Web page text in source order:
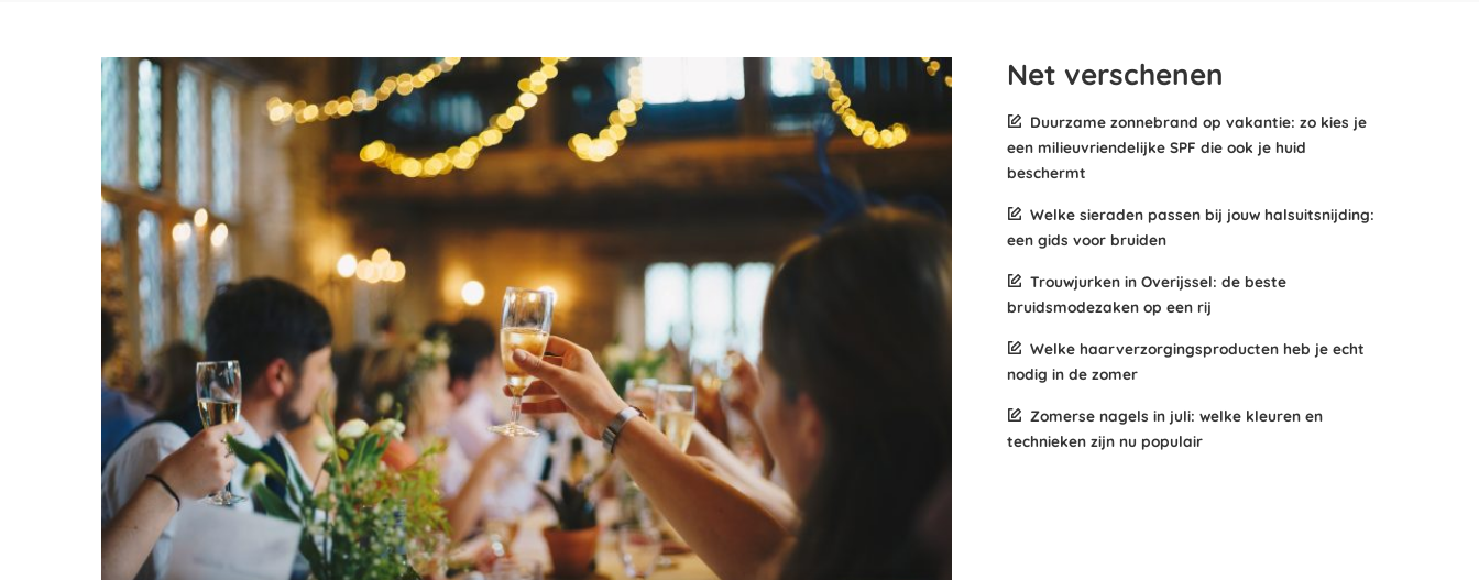
Net verschenen
Duurzame zonnebrand op vakantie: zo kies je
een milieuvriendelijke SPF die ook je huid
beschermt
Welke sieraden passen bij jouw halsuitsnijding:
een gids voor bruiden
Trouwjurken in Overijssel: de beste
bruidsmodezaken op een rij
Welke haarverzorgingsproducten heb je echt
nodig in de zomer
Zomerse nagels in juli: welke kleuren en
technieken zijn nu populair